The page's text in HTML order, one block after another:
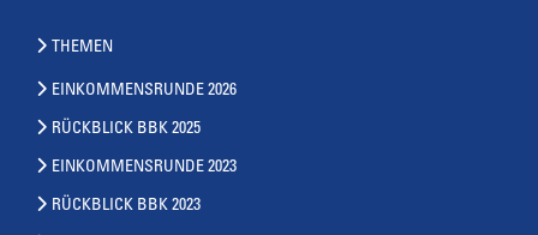
THEMEN
EINKOMMENSRUNDE 2026
RÜCKBLICK BBK 2025
EINKOMMENSRUNDE 2023
RÜCKBLICK BBK 2023